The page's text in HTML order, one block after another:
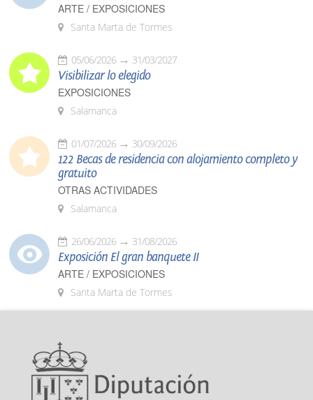
ARTE / EXPOSICIONES
Santa Marta de Tormes
05/06/2026 31/03/2027
Visibilizar lo elegido
EXPOSICIONES
Salamanca
01/07/2026 30/09/2026
122 Becas de residencia con alojamiento completo y
gratuito
OTRAS ACTIVIDADES
Salamanca
26/06/2026 31/08/2026
Exposición El gran banquete II
ARTE / EXPOSICIONES
Santa Marta de Tormes